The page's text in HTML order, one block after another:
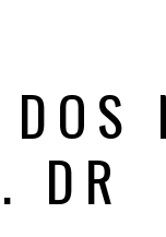
DR